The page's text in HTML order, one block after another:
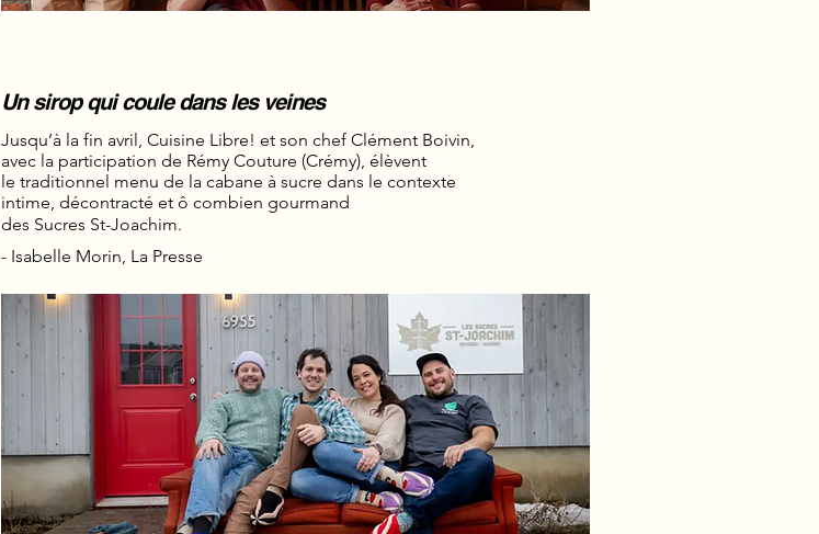
Un sirop qui coule dans les veines
Jusqu’à la fin avril, Cuisine Libre! et son chef Clément Boivin,
avec la participation de Rémy Couture (Crémy), élèvent
le traditionnel menu de la cabane à sucre dans le contexte
intime, décontracté et ô combien gourmand
des Sucres St-Joachim.
- Isabelle Morin, La Presse